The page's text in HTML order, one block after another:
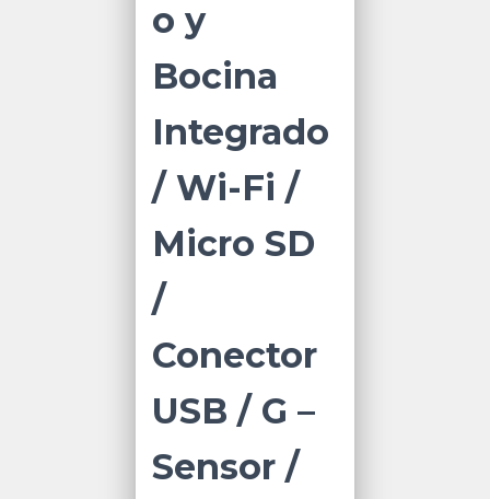
o y
Bocina
Integrado
/ Wi-Fi /
Micro SD
/
Conector
USB / G –
Sensor /